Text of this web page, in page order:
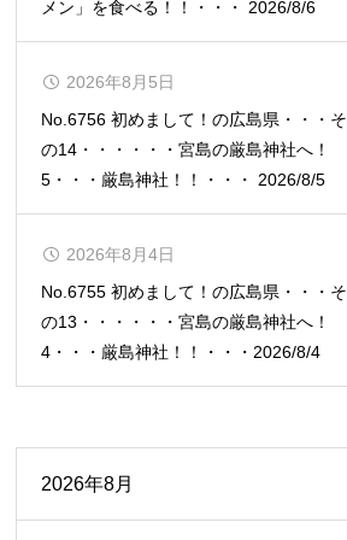
メン」を食べる！！・・・ 2026/8/6
No.6756 初めまして！の広島県・・・そ
の14・・・・・・宮島の厳島神社へ！
5・・・厳島神社！！・・・ 2026/8/5
2026年8月5日
No.6755 初めまして！の広島県・・・そ
の13・・・・・・宮島の厳島神社へ！
4・・・厳島神社！！・・・2026/8/4
2026年8月4日
2026年8月